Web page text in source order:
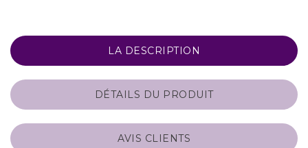
LA DESCRIPTION
DÉTAILS DU PRODUIT
AVIS CLIENTS